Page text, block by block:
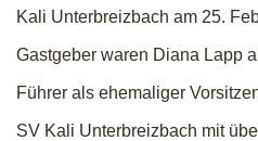
Kali Unterbreizbach am 25.
Gastgeber waren Diana Lapp
Führer als ehemaliger
SV Kali Unterbreizbach mit